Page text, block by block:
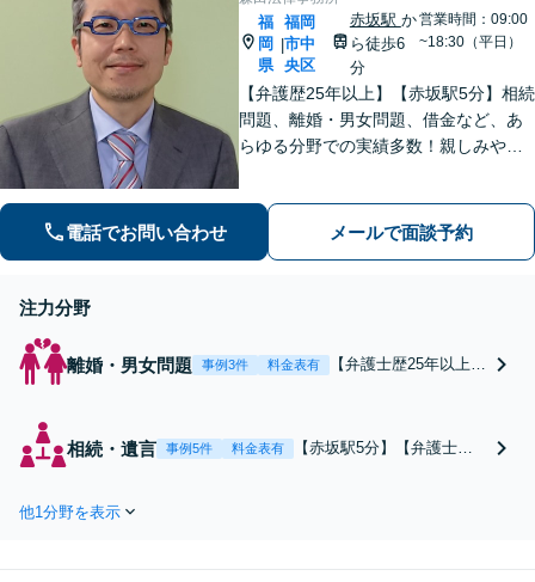
福
岡
県
|
福岡
市中
央区
赤坂駅 か
ら徒歩6
分
営業時間：09:00
~18:30（平日）
【弁護歴25年以上】【赤坂駅5分】相続
問題、離婚・男女問題、借金など、あ
らゆる分野での実績多数！親しみやす
すい料金設定なので、お一人で抱え込
まず、お気軽にご相談を。【完全個室
電話でお問い合わせ メールで面談予約
注力分野
離婚・男女問題 事例3件 料金表有
【弁護士歴25年以上】
養育費の取り決めをし
たいなど、離婚問題は
相続・遺言 事例5件 料金表有
【赤坂駅5分】【弁護士歴2
いなど、相続全般のお悩み
他1分野を表示